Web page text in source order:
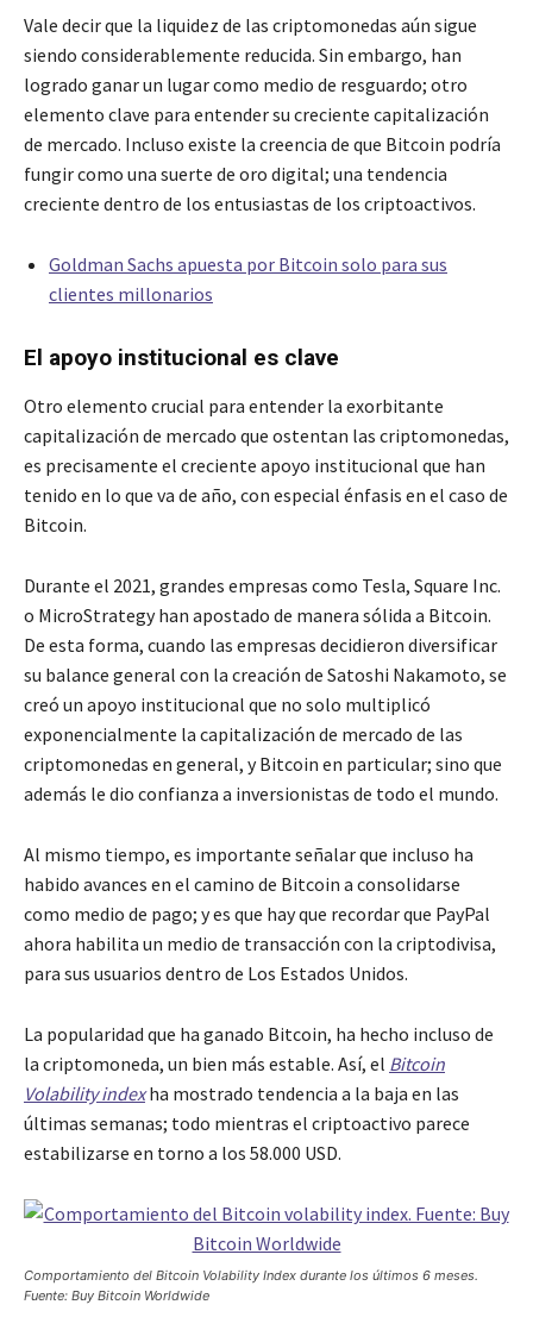
Vale decir que la liquidez de las criptomonedas aún sigue
siendo considerablemente reducida. Sin embargo, han
logrado ganar un lugar como medio de resguardo; otro
elemento clave para entender su creciente capitalización
de mercado. Incluso existe la creencia de que Bitcoin podría
fungir como una suerte de oro digital; una tendencia
creciente dentro de los entusiastas de los criptoactivos.
Goldman Sachs apuesta por Bitcoin solo para sus
clientes millonarios
El apoyo institucional es clave
Otro elemento crucial para entender la exorbitante
capitalización de mercado que ostentan las criptomonedas,
es precisamente el creciente apoyo institucional que han
tenido en lo que va de año, con especial énfasis en el caso de
Bitcoin.
Durante el 2021, grandes empresas como Tesla, Square Inc.
o MicroStrategy han apostado de manera sólida a Bitcoin.
De esta forma, cuando las empresas decidieron diversificar
su balance general con la creación de Satoshi Nakamoto, se
creó un apoyo institucional que no solo multiplicó
exponencialmente la capitalización de mercado de las
criptomonedas en general, y Bitcoin en particular; sino que
además le dio confianza a inversionistas de todo el mundo.
Al mismo tiempo, es importante señalar que incluso ha
habido avances en el camino de Bitcoin a consolidarse
como medio de pago; y es que hay que recordar que PayPal
ahora habilita un medio de transacción con la criptodivisa,
para sus usuarios dentro de Los Estados Unidos.
La popularidad que ha ganado Bitcoin, ha hecho incluso de
la criptomoneda, un bien más estable. Así, el Bitcoin
Volability indexha mostrado tendencia a la baja en las
últimas semanas; todo mientras el criptoactivo parece
estabilizarse en torno a los 58.000 USD.
Comportamiento del Bitcoin Volability Index durante los últimos 6 meses.
Fuente: Buy Bitcoin Worldwide